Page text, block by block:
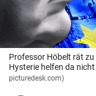
© Krone Multimedia
Muthgasse 2, 1190
Professor Höbelt rät
Hysterie helfen da nicht
picturedesk.com)